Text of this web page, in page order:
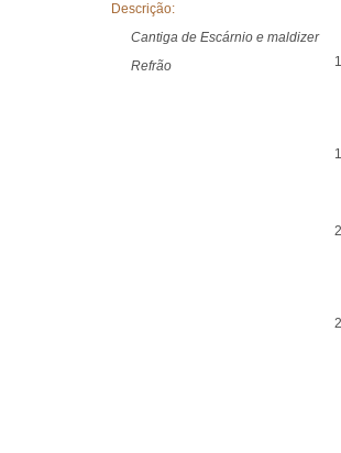
Descrição:
Cantiga de Escárnio e maldizer
Refrão